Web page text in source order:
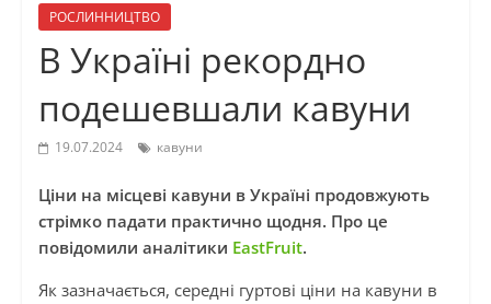
РОСЛИННИЦТВО
В Україні рекордно
подешевшали кавуни
19.07.2024 кавуни
Ціни на місцеві кавуни в Україні продовжують
стрімко падати практично щодня. Про це
повідомили аналітики EastFruit.
Як зазначається, середні гуртові ціни на кавуни в